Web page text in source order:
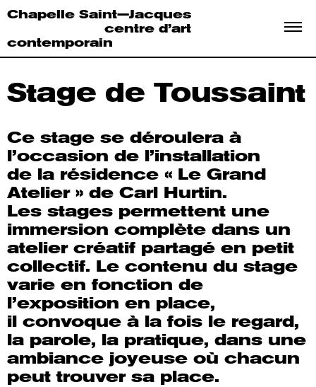
Chapelle Saint—Jacques
centre d’art
contemporain
Stage de Toussaint
Ce stage se déroulera à
l’occasion de l’installation
de la résidence « Le Grand
Atelier » de Carl Hurtin.
Les stages permettent une
immersion complète dans un
atelier créatif partagé en petit
collectif. Le contenu du stage
varie en fonction de
l’exposition en place,
il convoque à la fois le regard,
la parole, la pratique, dans une
ambiance joyeuse où chacun
peut trouver sa place.